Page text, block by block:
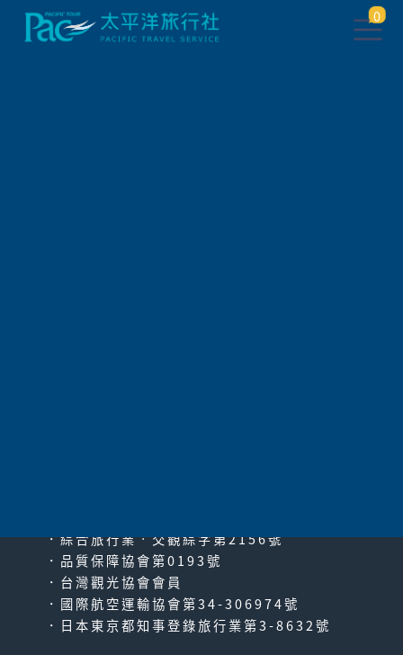
0
．綜合旅行業‧交觀綜字第2156號
．品質保障協會第0193號
．台灣觀光協會會員
．國際航空運輸協會第34-306974號
．日本東京都知事登錄旅行業第3-8632號